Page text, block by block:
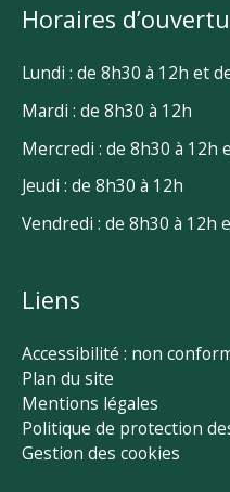
Horaires
Lundi : de 8h30 à 12h et
Mardi : de 8h30 à 12h
Mercredi : de 8h30 à 12h
Jeudi : de 8h30 à 12h
Vendredi : de 8h30 à 12h
Liens
Accessibilité : non
Plan du site
Mentions légales
Politique de protection
Gestion des cookies